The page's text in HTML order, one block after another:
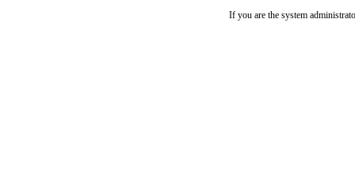
If you are the system